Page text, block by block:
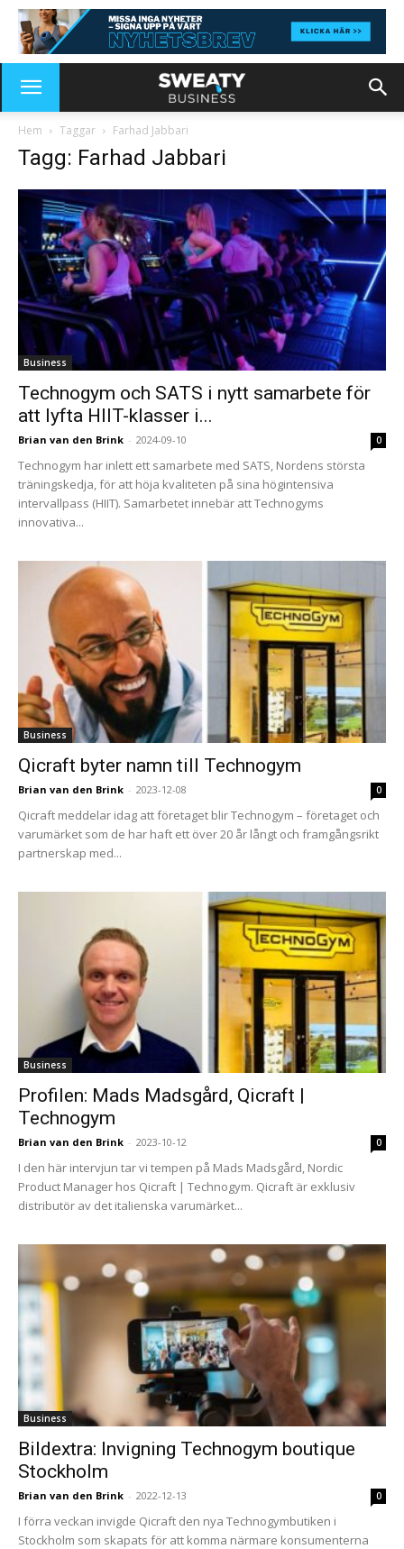
Hem Taggar Farhad Jabbari
Tagg: Farhad Jabbari
Business
Technogym och SATS i nytt samarbete för
att lyfta HIIT-klasser i...
Brian van den Brink - 2024-09-10 0
Technogym har inlett ett samarbete med SATS, Nordens största
träningskedja, för att höja kvaliteten på sina högintensiva
intervallpass (HIIT). Samarbetet innebär att Technogyms
innovativa...
Business
Qicraft byter namn till Technogym
Brian van den Brink - 2023-12-08 0
Qicraft meddelar idag att företaget blir Technogym – företaget och
varumärket som de har haft ett över 20 år långt och framgångsrikt
partnerskap med...
Business
Profilen: Mads Madsgård, Qicraft |
Technogym
Brian van den Brink - 2023-10-12 0
I den här intervjun tar vi tempen på Mads Madsgård, Nordic
Product Manager hos Qicraft | Technogym. Qicraft är exklusiv
distributör av det italienska varumärket...
Business
Bildextra: Invigning Technogym boutique
Stockholm
Brian van den Brink - 2022-12-13 0
I förra veckan invigde Qicraft den nya Technogymbutiken i
Stockholm som skapats för att komma närmare konsumenterna